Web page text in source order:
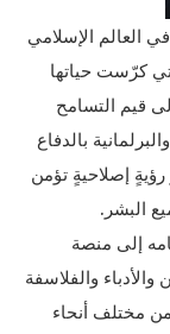
العالم الإسلامي
كرّست حياتها
قيم التسامح
بالدفاع
إصلاحيةٍ تؤمن
البشر.
إلى منصة
والفلاسفة
من مختلف أنحاء